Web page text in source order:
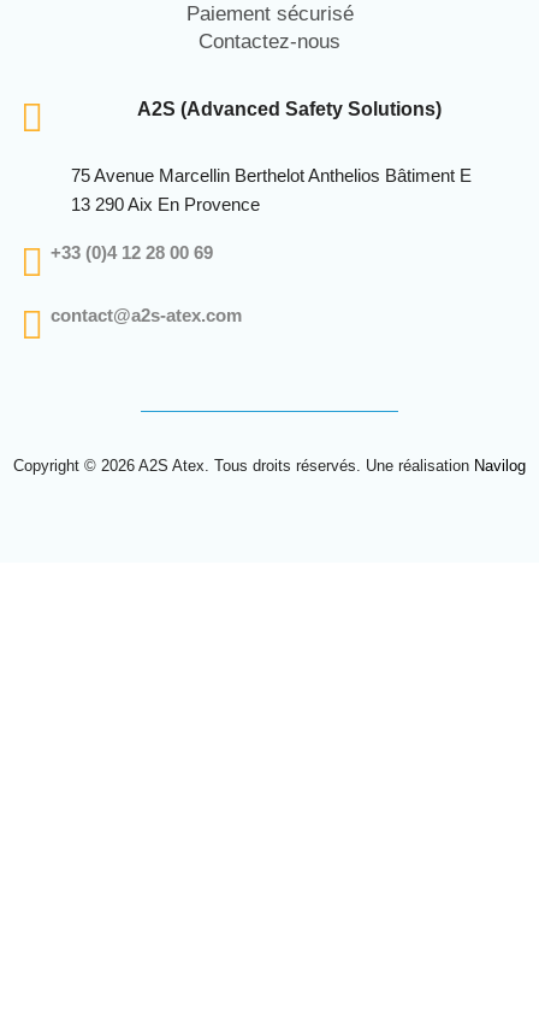
Paiement sécurisé
Contactez-nous
A2S (Advanced Safety Solutions)
75 Avenue Marcellin Berthelot Anthelios Bâtiment E
13 290 Aix En Provence
+33 (0)4 12 28 00 69
contact@a2s-atex.com
Copyright © 2026 A2S Atex. Tous droits réservés. Une réalisation Navilog